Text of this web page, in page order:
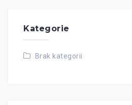
Kategorie
Brak kategorii